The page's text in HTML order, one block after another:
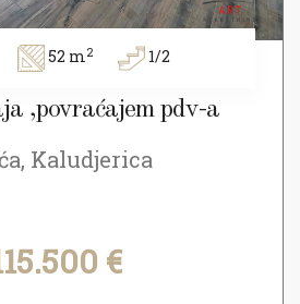
52 m2 1/2
,povraćajem pdv-a
Kaludjerica
€